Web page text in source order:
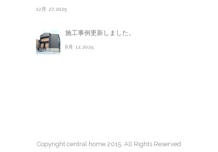
12月 27,2025
施工事例更新しました。
8月 12,2025
Copyright central home 2015. All Rights Reserved